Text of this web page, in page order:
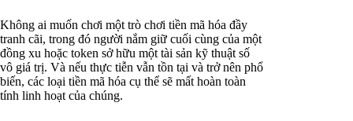
Không ai muốn chơi một trò chơi tiền mã hóa đầy
tranh cãi, trong đó người nắm giữ cuối cùng của một
đồng xu hoặc token sở hữu một tài sản kỹ thuật số
vô giá trị. Và nếu thực tiễn vẫn tồn tại và trở nên phổ
biến, các loại tiền mã hóa cụ thể sẽ mất hoàn toàn
tính linh hoạt của chúng.